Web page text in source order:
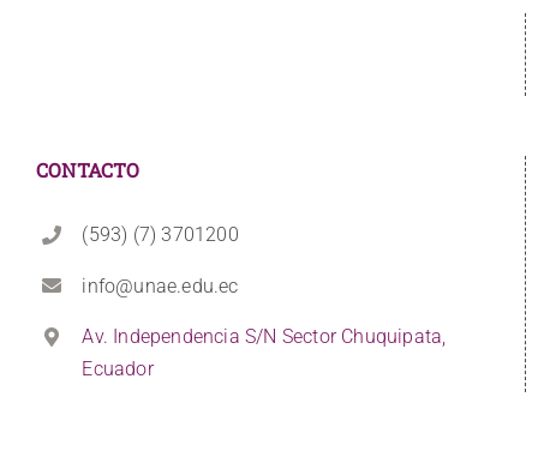
CONTACTO
(593) (7) 3701200
info@unae.edu.ec
Av. Independencia S/N Sector Chuquipata,
Ecuador